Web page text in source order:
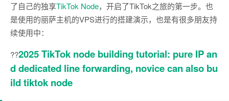
了自己的独享TikTok Node，开启了TikTok之旅的第一步。也
是使用的丽萨主机的VPS进行的搭建演示，也是有很多朋友持
续使用中：
??2025 TikTok node building tutorial: pure IP an
d dedicated line forwarding, novice can also bu
ild tiktok node